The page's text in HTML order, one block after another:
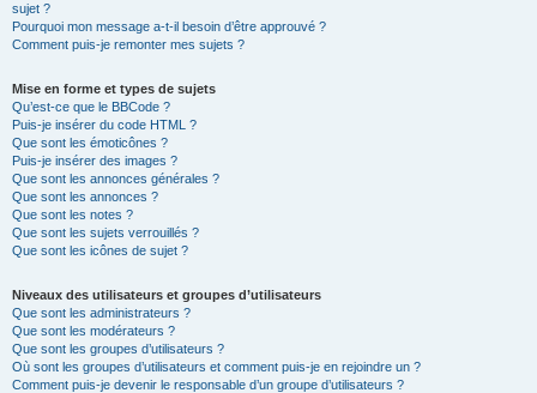
sujet ?
Pourquoi mon message a-t-il besoin d’être approuvé ?
Comment puis-je remonter mes sujets ?
Mise en forme et types de sujets
Qu’est-ce que le BBCode ?
Puis-je insérer du code HTML ?
Que sont les émoticônes ?
Puis-je insérer des images ?
Que sont les annonces générales ?
Que sont les annonces ?
Que sont les notes ?
Que sont les sujets verrouillés ?
Que sont les icônes de sujet ?
Niveaux des utilisateurs et groupes d’utilisateurs
Que sont les administrateurs ?
Que sont les modérateurs ?
Que sont les groupes d’utilisateurs ?
Où sont les groupes d’utilisateurs et comment puis-je en rejoindre un ?
Comment puis-je devenir le responsable d’un groupe d’utilisateurs ?